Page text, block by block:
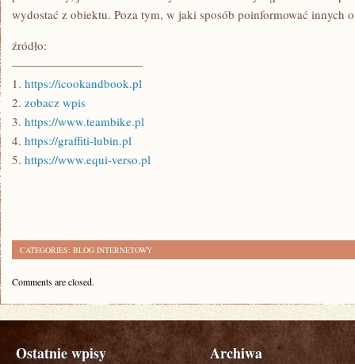
wydostać z obiektu. Poza tym, w jaki sposób poinformować innych
źródło:
———————————
1. https://icookandbook.pl
2. zobacz wpis
3. https://www.teambike.pl
4. https://graffiti-lubin.pl
5. https://www.equi-verso.pl
CATEGORIES: BLOG INTERNETOWY
Comments are closed.
Ostatnie wpisy Archiwa